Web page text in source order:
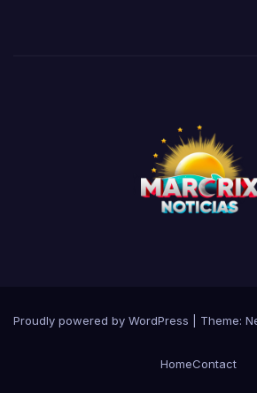
Proudly powered by WordPress Theme:
HomeContact